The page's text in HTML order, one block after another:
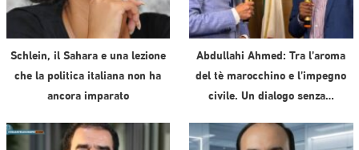
Schlein, il Sahara e una lezione
che la politica italiana non ha
ancora imparato
Abdullahi Ahmed: Tra l’aroma
del tè marocchino e l’impegno
civile. Un dialogo senza…